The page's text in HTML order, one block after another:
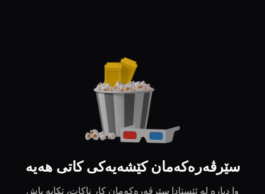
سێرڤەرەکەمان کێشەیەکی کاتی هەیە
وا دیارە لە ئێستادا سێرڤەرەکەمان کار ناکات، تکایە پاش